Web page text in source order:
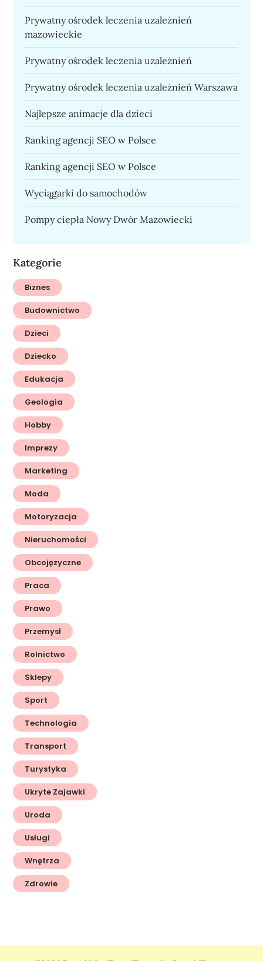
Prywatny ośrodek leczenia uzależnień
mazowieckie
Prywatny ośrodek leczenia uzależnień
Prywatny ośrodek leczenia uzależnień Warszawa
Najlepsze animacje dla dzieci
Ranking agencji SEO w Polsce
Ranking agencji SEO w Polsce
Wyciągarki do samochodów
Pompy ciepła Nowy Dwór Mazowiecki
Kategorie
Biznes
Budownictwo
Dzieci
Dziecko
Edukacja
Geologia
Hobby
Imprezy
Marketing
Moda
Motoryzacja
Nieruchomości
Obcojęzyczne
Praca
Prawo
Przemysł
Rolnictwo
Sklepy
Sport
Technologia
Transport
Turystyka
Ukryte Zajawki
Uroda
Usługi
Wnętrza
Zdrowie